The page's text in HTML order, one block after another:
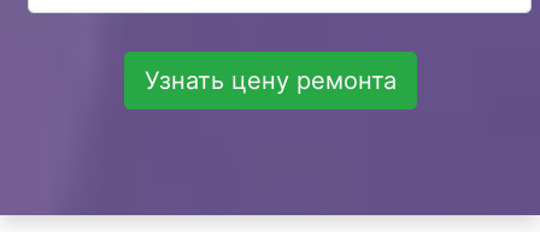
Узнать цену ремонта